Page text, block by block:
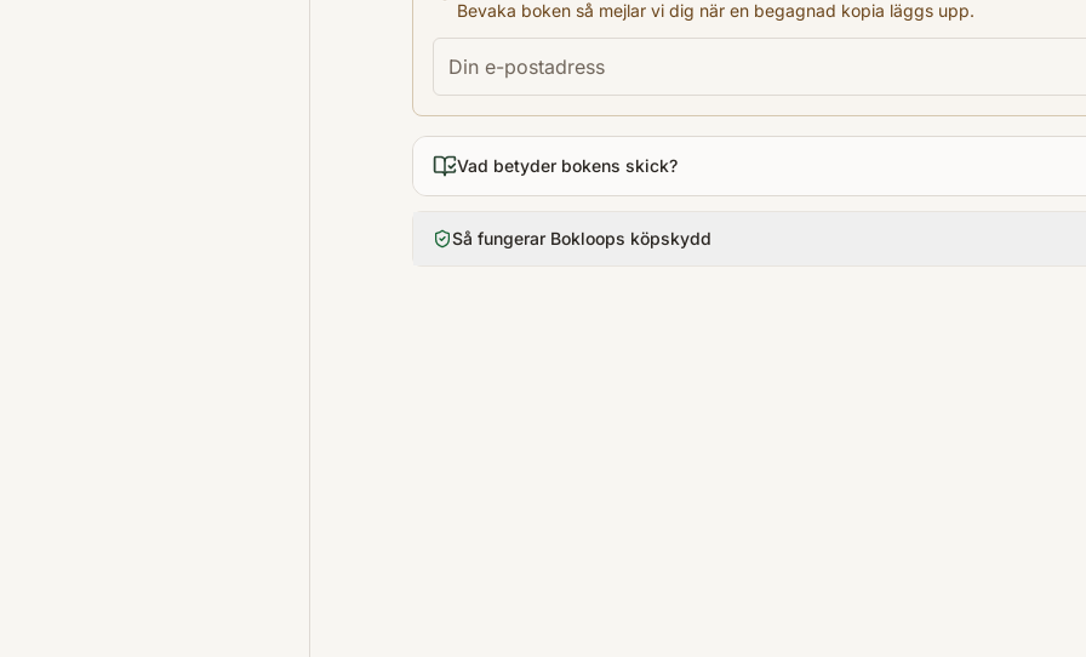
Bevaka boken så mejlar vi dig när en begagnad kopia läggs upp.
Vad betyder bokens skick?
Så fungerar Bokloops köpskydd